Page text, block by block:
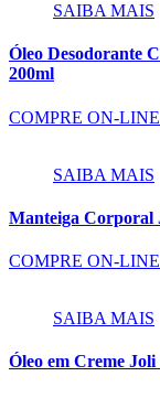
SAIBA MAIS
Óleo Desodorante
200ml
COMPRE ON-LINE
SAIBA MAIS
Manteiga Corporal
COMPRE ON-LINE
SAIBA MAIS
Óleo em Creme